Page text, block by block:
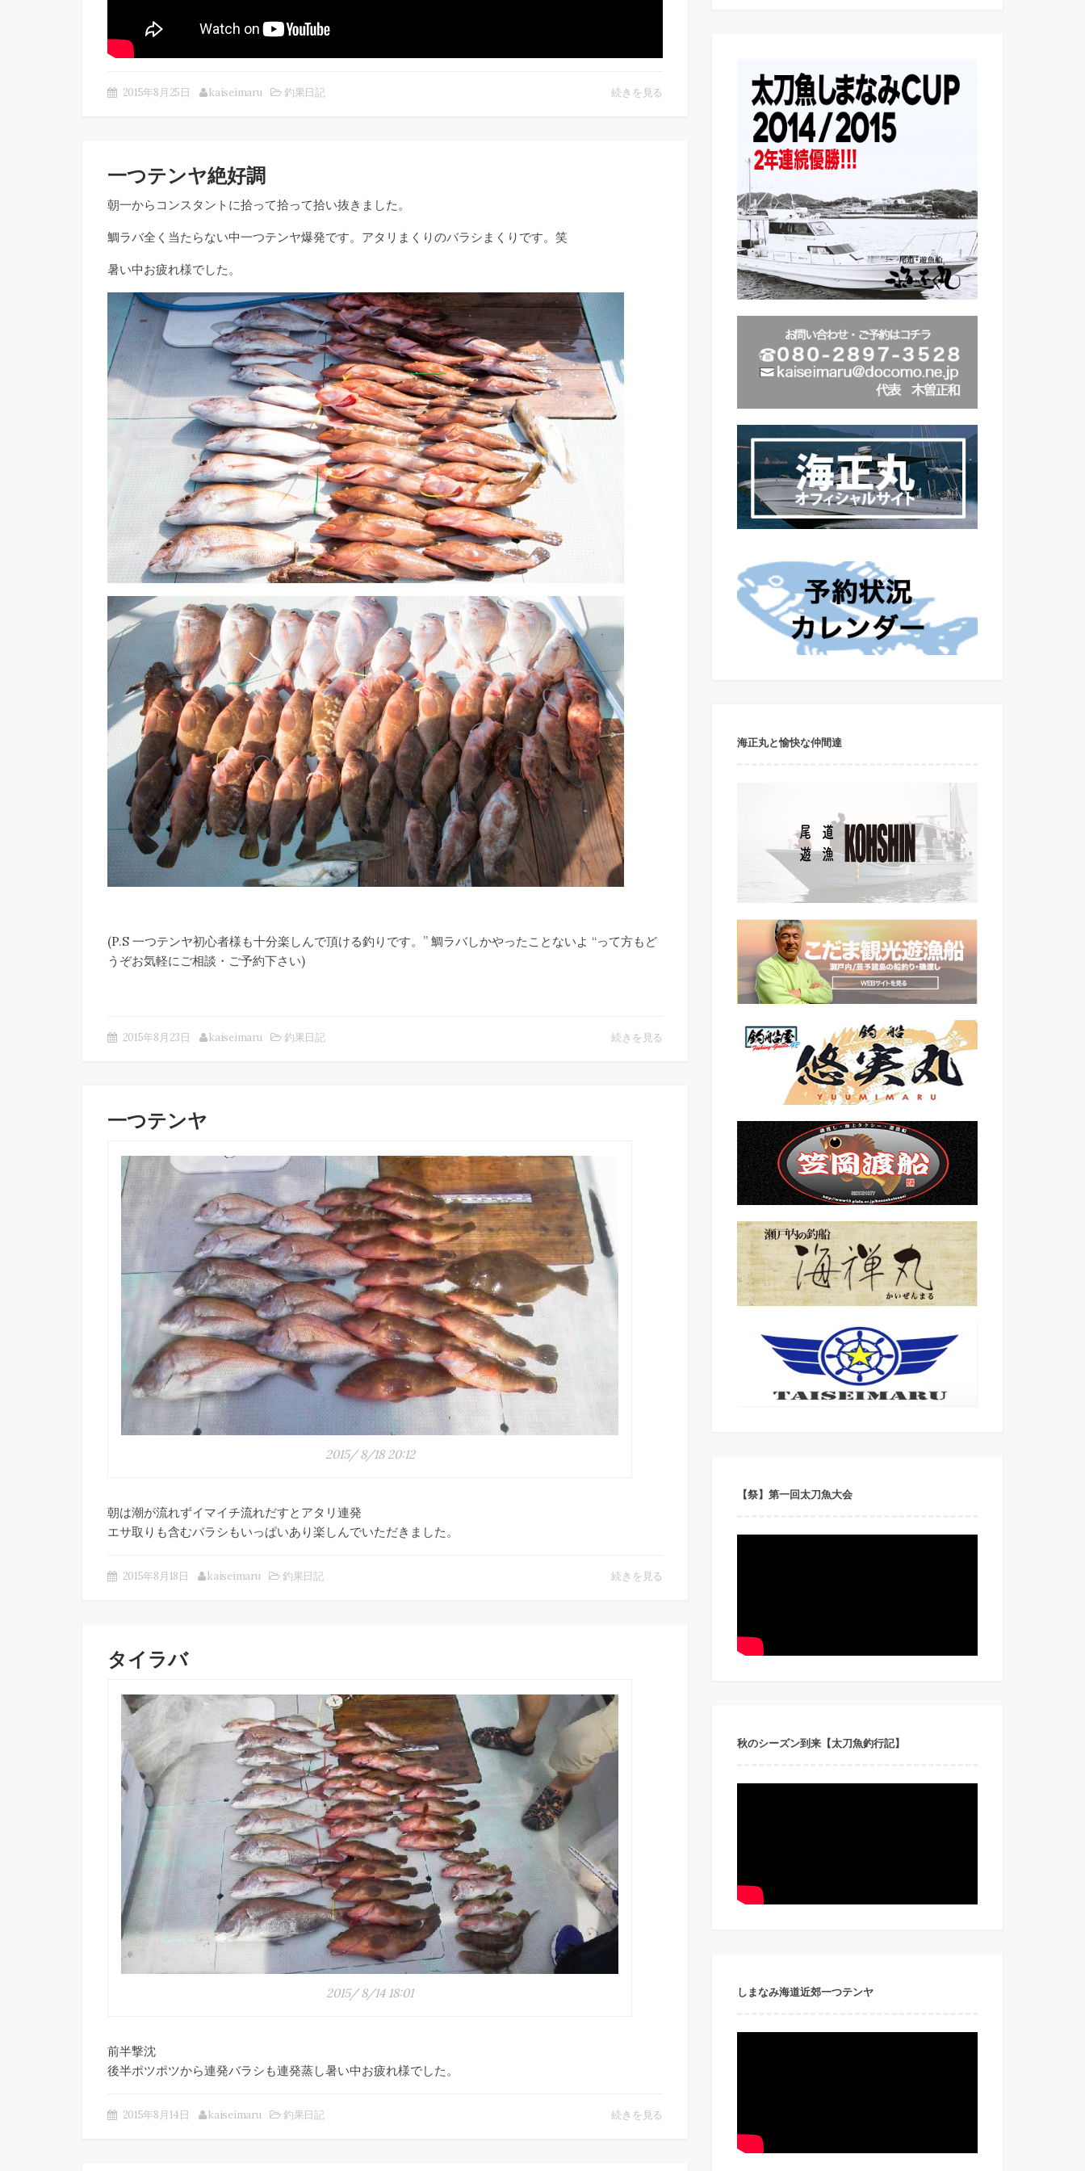
2015年8月25日 kaiseimaru 釣果日記 続きを見る
一つテンヤ絶好調
朝一からコンスタントに拾って拾って拾い抜きました。
鯛ラバ全く当たらない中一つテンヤ爆発です。アタリまくりのバラシまくりです。笑
暑い中お疲れ様でした。
(P.S 一つテンヤ初心者様も十分楽しんで頂ける釣りです。” 鯛ラバしかやったことないよ “って方もど
うぞお気軽にご相談・ご予約下さい)
2015年8月23日 kaiseimaru 釣果日記 続きを見る
一つテンヤ
2015/ 8/18 20:12
朝は潮が流れずイマイチ流れだすとアタリ連発
エサ取りも含むバラシもいっぱいあり楽しんでいただきました。
2015年8月18日 kaiseimaru 釣果日記 続きを見る
タイラバ
2015/ 8/14 18:01
前半撃沈
後半ポツポツから連発バラシも連発蒸し暑い中お疲れ様でした。
2015年8月14日 kaiseimaru 釣果日記 続きを見る
海正丸と愉快な仲間達
【祭】第一回太刀魚大会
秋のシーズン到来【太刀魚釣行記】
しまなみ海道近郊一つテンヤ